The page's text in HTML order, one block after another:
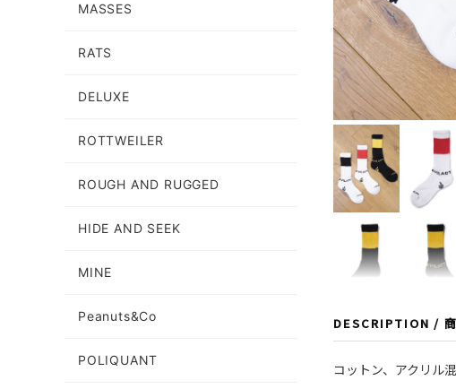
DESCRIPTION /
コットン、アクリル
MASSES
RATS
DELUXE
ROTTWEILER
ROUGH AND RUGGED
HIDE AND SEEK
MINE
Peanuts&Co
POLIQUANT